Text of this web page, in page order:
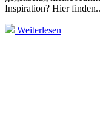
Inspiration? Hier
Weiterlesen